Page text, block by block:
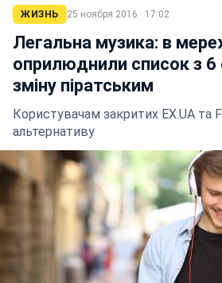
ЖИЗНЬ 25 ноября 2016 · 17:02
Легальна музика: в
оприлюднили список з 6
зміну піратським
Користувачам закритих EX.UA та
альтернативу